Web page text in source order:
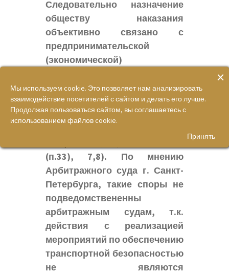
Следовательно назначение
обществу наказания
объективно связано с
предпринимательской
(экономической)
утверждение в Федеральном
агентстве планов ТБ
является неотъемлемой
(п.33), 7,8). По мнению
Арбитражного суда г. Санкт-
Петербурга, такие споры не
подведомствененны
арбитражным судам, т.к.
действия с реализацией
мероприятий по обеспечению
транспортной безопасностью
не являются
×
Мы используем cookie. Это позволяет нам анализировать
взаимодействие посетителей с сайтом и делать его лучше.
Продолжая пользоваться сайтом, вы соглашаетесь с
использованием файлов cookie.
Принять